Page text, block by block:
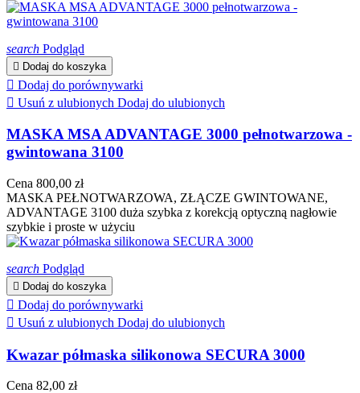
search Podgląd
 Dodaj do koszyka
 Dodaj do porównywarki
 Usuń z ulubionych Dodaj do ulubionych
MASKA MSA ADVANTAGE 3000 pełnotwarzowa -
gwintowana 3100
Cena 800,00 zł
MASKA PEŁNOTWARZOWA, ZŁĄCZE GWINTOWANE,
ADVANTAGE 3100 duża szybka z korekcją optyczną nagłowie
szybkie i proste w użyciu
search Podgląd
 Dodaj do koszyka
 Dodaj do porównywarki
 Usuń z ulubionych Dodaj do ulubionych
Kwazar półmaska silikonowa SECURA 3000
Cena 82,00 zł